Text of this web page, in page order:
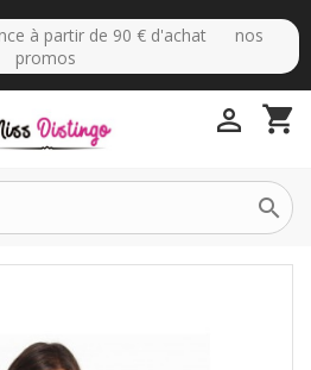
à partir de 90 € d'achat nos
promos
shopping_cart

